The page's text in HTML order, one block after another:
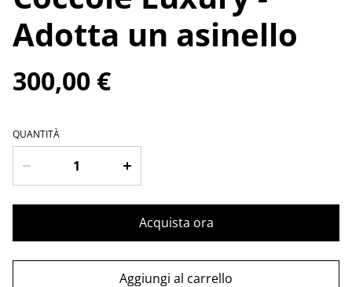
Adotta un asinello
300,00 €
QUANTITÀ
Acquista ora
Aggiungi al carrello